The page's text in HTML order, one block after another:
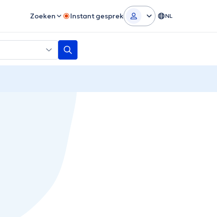
Zoeken Instant gesprek NL